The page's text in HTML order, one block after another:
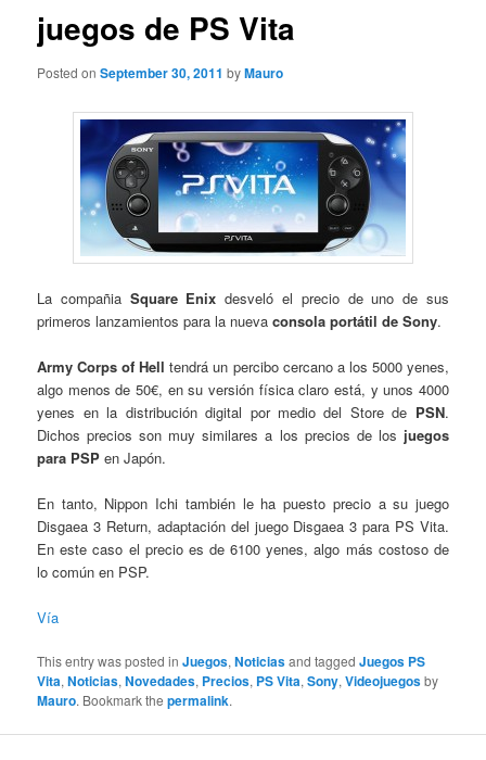
juegos de PS Vita
Posted onSeptember 30, 2011 byMauro
La compañia Square Enix desveló el precio de uno de sus
primeros lanzamientos para la nuevaconsola portátil de Sony.
Army Corps of Hell tendrá un percibo cercano a los 5000 yenes,
algo menos de 50€, en su versión física claro está, y unos 4000
yenes en la distribución digital por medio del Store de PSN.
Dichos precios son muy similares a los precios de los juegos
para PSP en Japón.
En tanto, Nippon Ichi también le ha puesto precio a su juego
Disgaea 3 Return, adaptación del juego Disgaea 3 para PS Vita.
En este caso el precio es de 6100 yenes, algo más costoso de
lo común en PSP.
Vía
This entry was posted inJuegos,Noticiasand taggedJuegos PS
Vita,Noticias,Novedades, Precios, PS Vita,Sony,Videojuegosby
Mauro. Bookmark thepermalink.